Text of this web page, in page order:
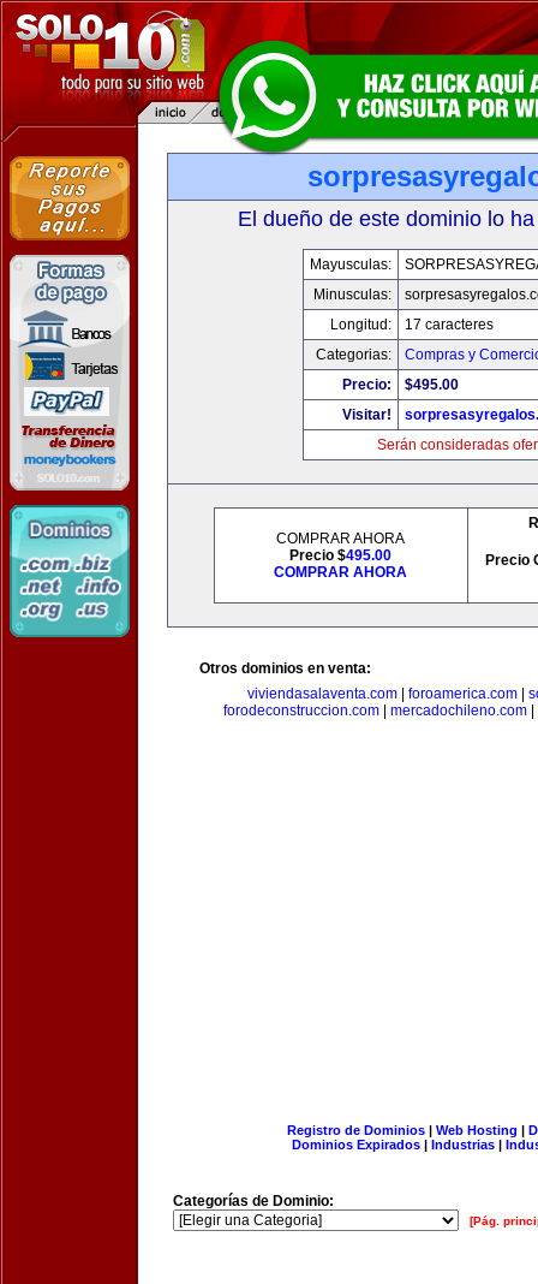
El dueño de este dominio lo
Mayusculas:
Minusculas:
Longitud:
17 caracteres
Categorias:
Compras y
Precio:
$495.00
Visitar!
Serán consideradas
COMPRAR AHORA
Precio $495.00
COMPRAR AHORA
Precio
Otros dominios en venta:
viviendasalaventa.com| foroamerica.com|
forodeconstruccion.com
mercadochileno.com
Registro de Dominios| Web Hosting |
Dominios Expirados | Industrias |
Categorías de Dominio:
[Pág.